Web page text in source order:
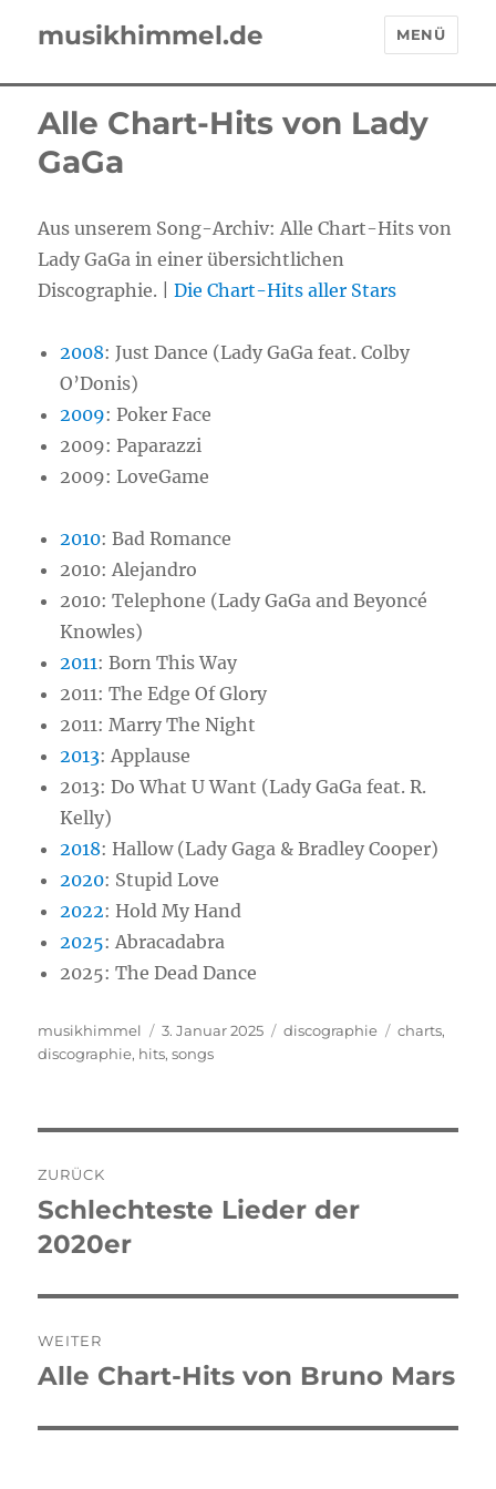
musikhimmel.de MENÜ
Alle Chart-Hits von Lady
GaGa
Aus unserem Song-Archiv: Alle Chart-Hits von
Lady GaGa in einer übersichtlichen
Discographie. |Die Chart-Hits aller Stars
2008: Just Dance (Lady GaGa feat. Colby
O’Donis)
2009: Poker Face
2009: Paparazzi
2009: LoveGame
2010: Bad Romance
2010: Alejandro
2010: Telephone (Lady GaGa and Beyoncé
Knowles)
2011: Born This Way
2011: The Edge Of Glory
2011: Marry The Night
2013: Applause
2013: Do What U Want (Lady GaGa feat. R.
Kelly)
2018: Hallow (Lady Gaga & Bradley Cooper)
2020: Stupid Love
2022: Hold My Hand
2025: Abracadabra
2025: The Dead Dance
Autor
musikhimmel
Veröffentlicht
am
3. Januar 2025 Kategorien
discographie Schlagwörter
charts,
discographie, hits,songs
ZURÜCK
Vorheriger
Beitrag:
Schlechteste Lieder der
2020er
WEITER
Nächster
Alle Chart-Hits von Bruno Mars